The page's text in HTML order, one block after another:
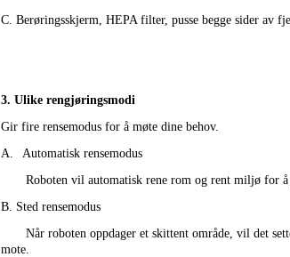
C. Berøringsskjerm, HEPA filter, pusse begge sider av
3. Ulike rengjøringsmodi
Gir fire rensemodus for å møte dine behov.
A.
Automatisk rensemodus
Roboten vil automatisk rene rom og rent miljø for å
B. Sted rensemodus
Når roboten oppdager et skittent område, vil det
mote.